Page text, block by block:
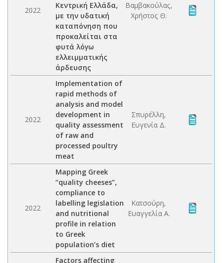
2022
Κεντρική Ελλάδα,
με την υδατική
καταπόνηση που
προκαλείται στα
φυτά λόγω
ελλειμματικής
άρδευσης
Βαμβακούλας,
Χρήστος Θ.
2022
Implementation of
rapid methods of
analysis and model
development in
quality assessment
of raw and
processed poultry
meat
Σπυρέλλη,
Ευγενία Δ.
2022
Mapping Greek
“quality cheeses”,
compliance to
labelling legislation
and nutritional
profile in relation
to Greek
population’s diet
Κατσούρη,
Ευαγγελία Α.
Factors affecting